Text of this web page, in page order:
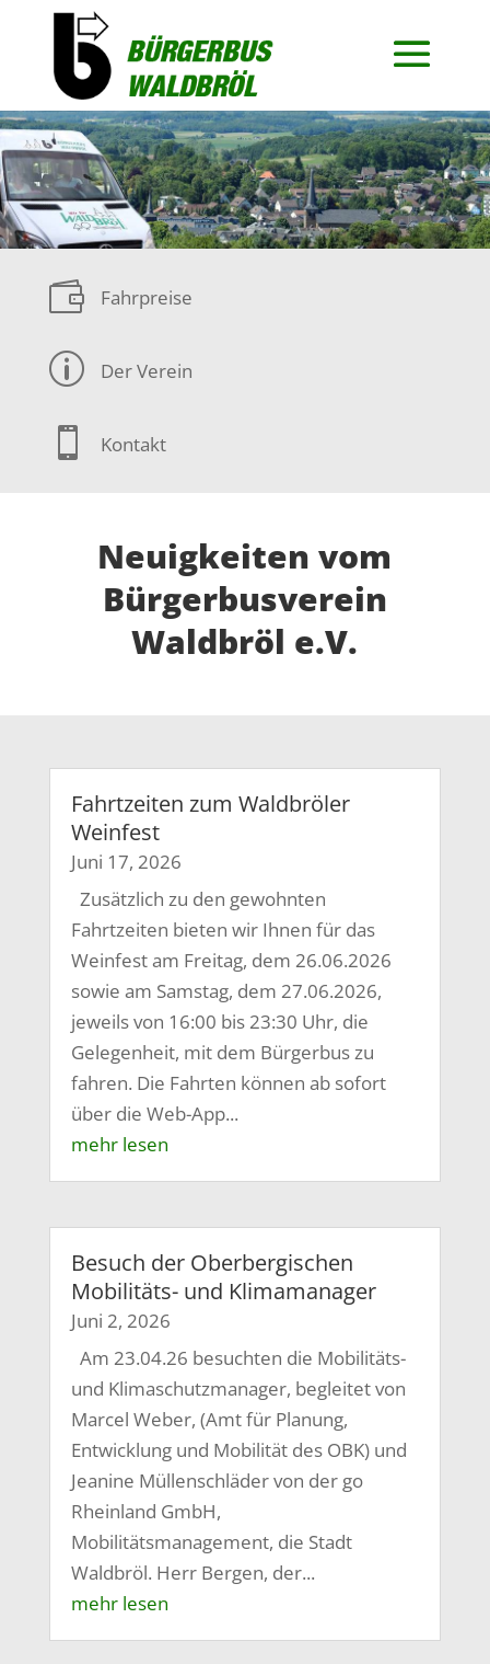
 Fahrpreise
p Der Verein
 Kontakt
Neuigkeiten vom
Bürgerbusverein
Waldbröl e.V.
Fahrtzeiten zum Waldbröler
Weinfest
Juni 17, 2026
Zusätzlich zu den gewohnten
Fahrtzeiten bieten wir Ihnen für das
Weinfest am Freitag, dem 26.06.2026
sowie am Samstag, dem 27.06.2026,
jeweils von 16:00 bis 23:30 Uhr, die
Gelegenheit, mit dem Bürgerbus zu
fahren. Die Fahrten können ab sofort
über die Web-App...
mehr lesen
Besuch der Oberbergischen
Mobilitäts- und Klimamanager
Juni 2, 2026
Am 23.04.26 besuchten die Mobilitäts-
und Klimaschutzmanager, begleitet von
Marcel Weber, (Amt für Planung,
Entwicklung und Mobilität des OBK) und
Jeanine Müllenschläder von der go
Rheinland GmbH,
Mobilitätsmanagement, die Stadt
Waldbröl. Herr Bergen, der...
mehr lesen